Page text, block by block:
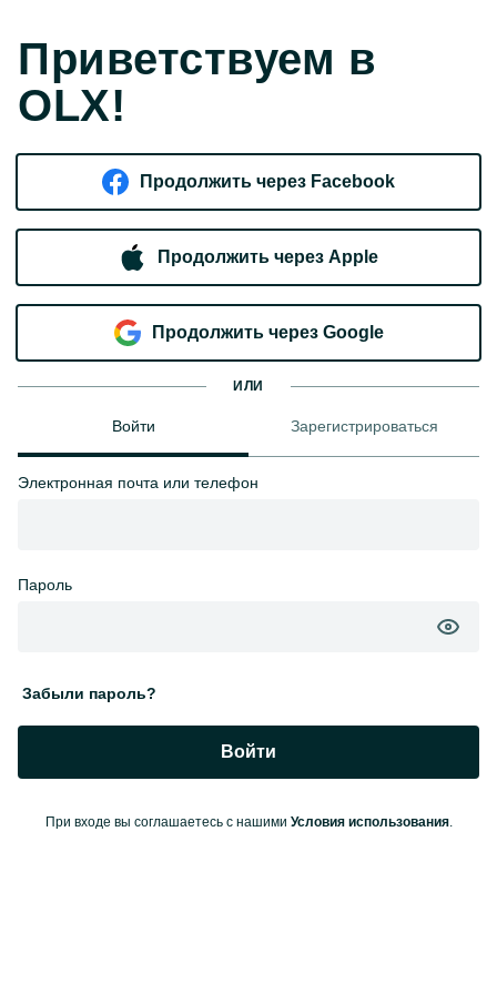
Приветствуем в
OLX!
Продолжить через Facebook
Продолжить через Apple
Продолжить через Google
ИЛИ
Войти Зарегистрироваться
Электронная почта или телефон
Пароль
Забыли пароль?
Войти
При входе вы соглашаетесь с нашими Условия использования.